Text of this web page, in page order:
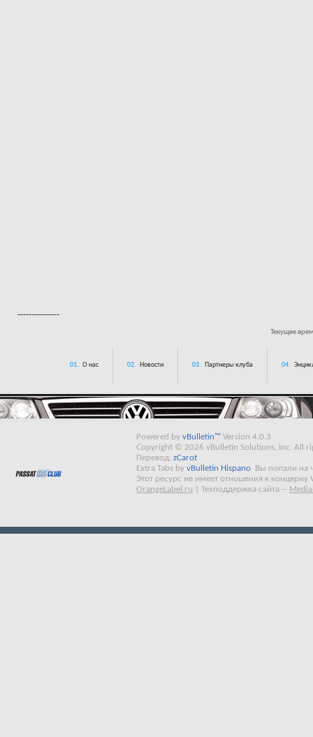
---------------
Текущее
01. О нас 02. Новости 03. Партнеры клуба 04.
Powered by vBulletin™ Version 4.0.3
Copyright © 2026 vBulletin Solutions, Inc. All
Перевод: zCarot
Extra Tabs by vBulletin Hispano
Вы попали на
Этот ресурс не имеет отношения к концерну
OrangeLabel.ru
Техподдержка сайта --